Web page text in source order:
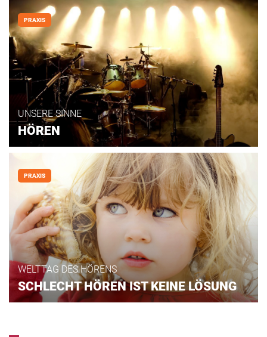
PRAXIS
UNSERE SINNE
HÖREN
PRAXIS
WELTTAG DES HÖRENS
SCHLECHT HÖREN IST KEINE LÖSUNG